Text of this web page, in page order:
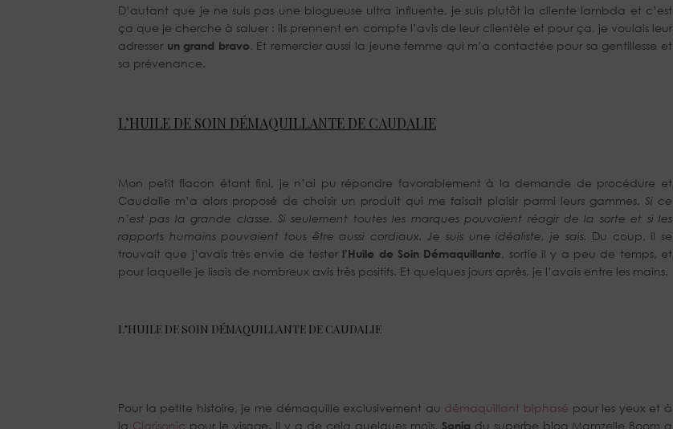
D’autant que je ne suis pas une blogueuse ultra influente, je suis plutôt la cliente lambda et c’est
ça que je cherche à saluer : ils prennent en compte l’avis de leur clientèle et pour ça, je voulais leur
adresser un grand bravo. Et remercier aussi la jeune femme qui m’a contactée pour sa gentillesse et
sa prévenance.
L’HUILE DE SOIN DÉMAQUILLANTE DE CAUDALIE
Mon petit flacon étant fini, je n’ai pu répondre favorablement à la demande de procédure et
Caudalie m’a alors proposé de choisir un produit qui me faisait plaisir parmi leurs gammes. Si ce
n’est pas la grande classe. Si seulement toutes les marques pouvaient réagir de la sorte et si les
rapports humains pouvaient tous être aussi cordiaux. Je suis une idéaliste, je sais. Du coup, il se
trouvait que j’avais très envie de tester l’Huile de Soin Démaquillante, sortie il y a peu de temps, et
pour laquelle je lisais de nombreux avis très positifs. Et quelques jours après, je l’avais entre les mains.
L’HUILE DE SOIN DÉMAQUILLANTE DE CAUDALIE
Pour la petite histoire, je me démaquille exclusivement au démaquillant biphasé pour les yeux et à
la Clarisonic pour le visage. Il y a de cela quelques mois, Sonia du superbe blog Mamzelle Boom a